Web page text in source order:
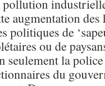
pollution
augmentation
politiques de
ou de
seulement la
du